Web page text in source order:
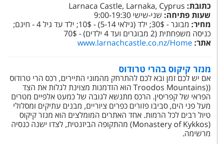
כתובת: Larnaca Castle, Larnaka, Cyprus
שעות פתיחה: שני-שישי 9:00-19:30
מחיר:
מבוגר - 30$; ילד (גילאי 5-14) - 10$; ילד עד גיל 4 - חינם;
כניסה משפחתית (2 מבוגרים ועד 4 ילדים) - 70$
אתר: www.larnachcastle.co.nz/Home
מנזר קיקוס בהרי טרודוס
אם יש לכם זמן ובא לכם להתרחק מהמוני התיירים, רכס הרי טרודוס
(
(Troodos Mountains
הוא הזדמנות מצוינת לגלות את הצד
הפראי של קפריסין. הרכס מתנשא לגובה של כמעט אלפיים מטרים
מעל פני הים, סביבו פזורים כפרים ציוריים, מבנים עתיקים ומסלולי
טיול רבים לכל הרמות. אחד האתרים המומלצים הוא מנזר קיקוס
(
Monastery of Kykkos) מהתקופה הביזנטית, לצדו ישנה כנסיה
מרשימה.